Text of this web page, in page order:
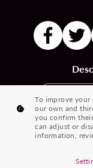
® 2026 Volaris y
To improve your
our own and
you confirm
can adjust or
information,